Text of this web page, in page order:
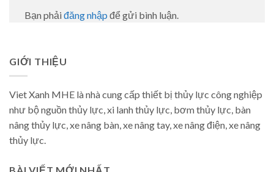
Bạn phải đăng nhập để gửi bình luận.
GIỚI THIỆU
Viet Xanh MHE là nhà cung cấp thiết bị thủy lực công nghiệp
như bộ nguồn thủy lực, xi lanh thủy lực, bơm thủy lực, bàn
nâng thủy lực, xe nâng bàn, xe nâng tay, xe nâng điện, xe nâng
thủy lực.